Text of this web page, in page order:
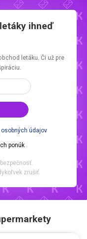
ihneď
letáku. Či už pre
údajov
ponúk
zrušiť.